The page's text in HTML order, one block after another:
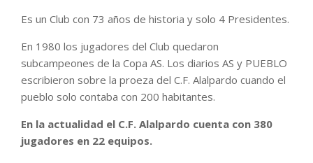
Es un Club con 73 años de historia y solo 4 Presidentes.
En 1980 los jugadores del Club quedaron
subcampeones de la Copa AS. Los diarios AS y PUEBLO
escribieron sobre la proeza del C.F. Alalpardo cuando el
pueblo solo contaba con 200 habitantes.
En la actualidad el C.F. Alalpardo cuenta con 380
jugadores en 22 equipos.